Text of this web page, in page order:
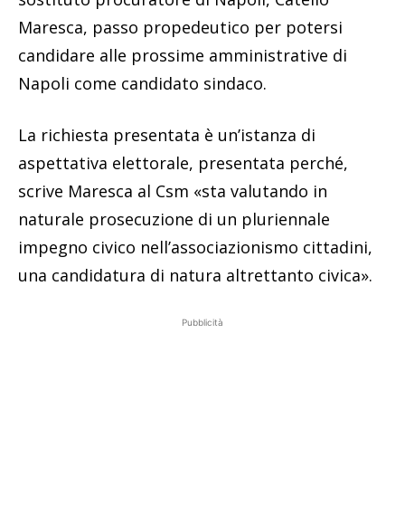
Maresca, passo propedeutico per potersi
candidare alle prossime amministrative di
Napoli come candidato sindaco.
La richiesta presentata è un’istanza di
aspettativa elettorale, presentata perché,
scrive Maresca al Csm «sta valutando in
naturale prosecuzione di un pluriennale
impegno civico nell’associazionismo cittadini,
una candidatura di natura altrettanto civica».
Pubblicità